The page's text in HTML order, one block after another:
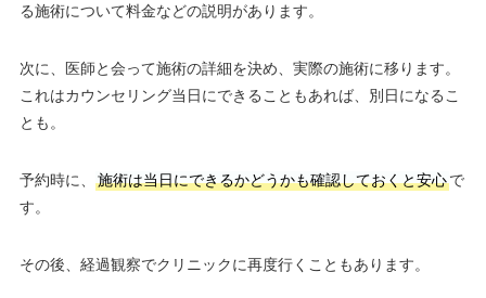
る施術について料金などの説明があります。
次に、医師と会って施術の詳細を決め、実際の施術に移ります。
これはカウンセリング当日にできることもあれば、別日になるこ
とも。
予約時に、 施術は当日にできるかどうかも確認しておくと安心で
す。
その後、経過観察でクリニックに再度行くこともあります。